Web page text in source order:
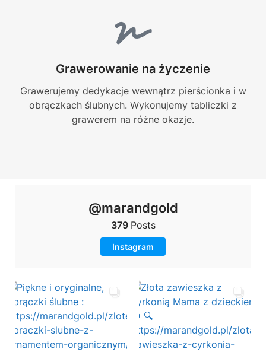
Grawerowanie na życzenie
Grawerujemy dedykacje wewnątrz pierścionka i w
obrączkach ślubnych. Wykonujemy tabliczki z
grawerem na różne okazje.
@marandgold
379 Posts
Instagram